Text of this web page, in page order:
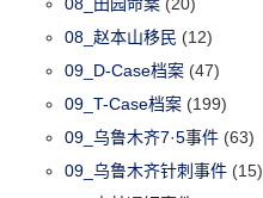
08_赵本山移民 (12)
09_D-Case档案 (47)
09_T-Case档案 (199)
09_乌鲁木齐7·5事件 (63)
09_乌鲁木齐针刺事件 (15)